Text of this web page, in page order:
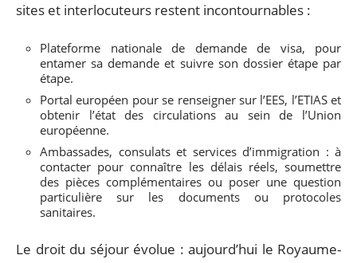
sites et interlocuteurs restent incontournables :
Plateforme nationale de demande de visa, pour
entamer sa demande et suivre son dossier étape par
étape.
Portal européen pour se renseigner sur l’EES, l’ETIAS et
obtenir l’état des circulations au sein de l’Union
européenne.
Ambassades, consulats et services d’immigration : à
contacter pour connaître les délais réels, soumettre
des pièces complémentaires ou poser une question
particulière sur les documents ou protocoles
sanitaires.
Le droit du séjour évolue : aujourd’hui le Royaume-